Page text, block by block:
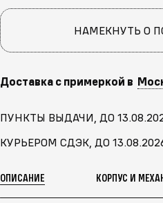
НАМЕКНУТЬ О
Доставка с примеркой в
ПУНКТЫ ВЫДАЧИ, ДО
КУРЬЕРОМ СДЭК, ДО
ОПИСАНИЕ КОРПУС И